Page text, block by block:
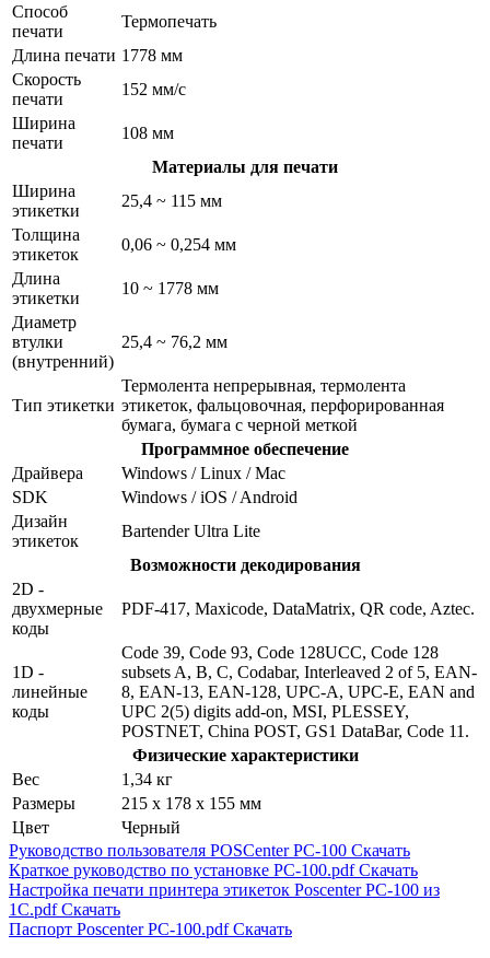
Способ
печати
Термопечать
Длина печати 1778 мм
Скорость
печати
152 мм/с
Ширина
печати
108 мм
Материалы для печати
Ширина
этикетки
25,4 ~ 115 мм
Толщина
этикеток
0,06 ~ 0,254 мм
Длина
этикетки
10 ~ 1778 мм
Диаметр
втулки
(внутренний)
25,4 ~ 76,2 мм
Тип этикетки
Термолента непрерывная, термолента
этикеток, фальцовочная, перфорированная
бумага, бумага с черной меткой
Программное обеспечение
Драйвера
Windows / Linux / Mac
SDK
Windows / iOS / Android
Дизайн
этикеток
Bartender Ultra Lite
Возможности декодирования
2D -
двухмерные
коды
PDF-417, Maxicode, DataMatrix, QR code, Aztec.
1D -
линейные
коды
Code 39, Code 93, Code 128UCC, Code 128
subsets A, B, C, Codabar, Interleaved 2 of 5, EAN-
8, EAN-13, EAN-128, UPC-A, UPC-E, EAN and
UPC 2(5) digits add-on, MSI, PLESSEY,
POSTNET, China POST, GS1 DataBar, Code 11.
Физические характеристики
Вес
1,34 кг
Размеры
215 x 178 x 155 мм
Цвет
Черный
Руководство пользователя POSCenter PC-100 Скачать
Краткое руководство по установке PC-100.pdfСкачать
Настройка печати принтера этикеток Poscenter PC-100 из
1С.pdfСкачать
Паспорт Poscenter PC-100.pdfСкачать